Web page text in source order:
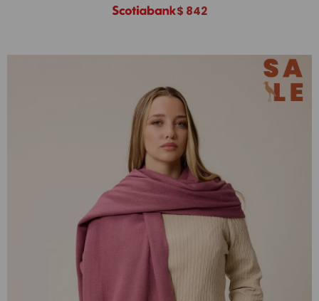
$ 842